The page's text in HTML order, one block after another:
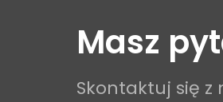
Masz
Skontaktuj się z